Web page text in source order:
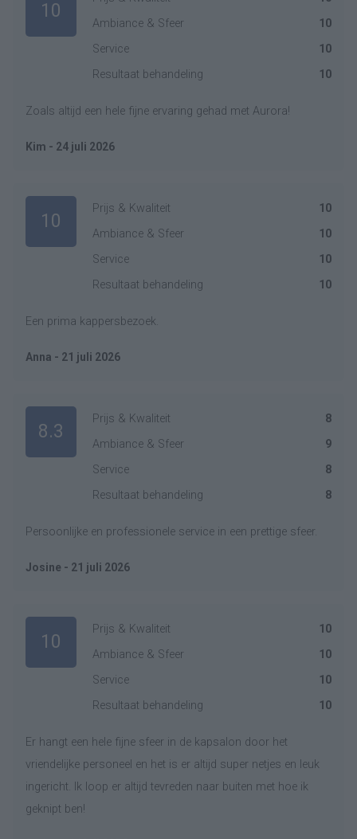
10
Ambiance & Sfeer
10
Service
10
Resultaat behandeling
10
Zoals altijd een hele fijne ervaring gehad met Aurora!
Kim - 24 juli 2026
10
Prijs & Kwaliteit
10
Ambiance & Sfeer
10
Service
10
Resultaat behandeling
10
Een prima kappersbezoek.
Anna - 21 juli 2026
8.3
Prijs & Kwaliteit
8
Ambiance & Sfeer
9
Service
8
Resultaat behandeling
8
Persoonlijke en professionele service in een prettige sfeer.
Josine - 21 juli 2026
10
Prijs & Kwaliteit
10
Ambiance & Sfeer
10
Service
10
Resultaat behandeling
10
Er hangt een hele fijne sfeer in de kapsalon door het
vriendelijke personeel en het is er altijd super netjes en leuk
ingericht. Ik loop er altijd tevreden naar buiten met hoe ik
geknipt ben!